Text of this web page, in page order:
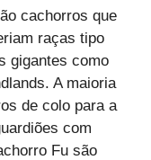
cachorros que
raças tipo
gigantes como
A maioria
de colo para a
com
Fu são